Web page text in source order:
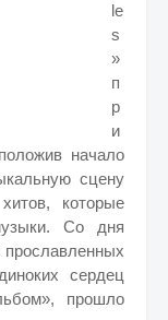
le
s
»
п
р
и
начало
сцену
которые
Со дня
сердец
прошло